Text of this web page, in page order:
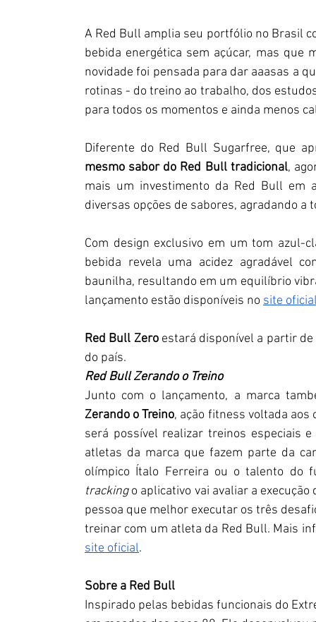
A Red Bull amplia seu portfólio no Brasil
bebida energética sem açúcar, mas que
novidade foi pensada para dar aaasas a
rotinas - do treino ao trabalho, dos
para todos os momentos e ainda menos
Diferente do Red Bull Sugarfree, que
mesmo sabor do Red Bull tradicional,
mais um investimento da Red Bull em
diversas opções de sabores, agradando a
Com design exclusivo em um tom azul-
bebida revela uma acidez agradável
baunilha, resultando em um equilíbrio
lançamento estão disponíveis no site
Red Bull Zero estará disponível a partir de
do país.
Red Bull Zerando o Treino
Junto com o lançamento, a marca
Zerando o Treino, ação fitness voltada
será possível realizar treinos especiais e
atletas da marca que fazem parte da
olímpico Ítalo Ferreira ou o talento do
tracking o aplicativo vai avaliar a
pessoa que melhor executar os três
site oficial.
Sobre a Red Bull
Inspirado pelas bebidas funcionais do